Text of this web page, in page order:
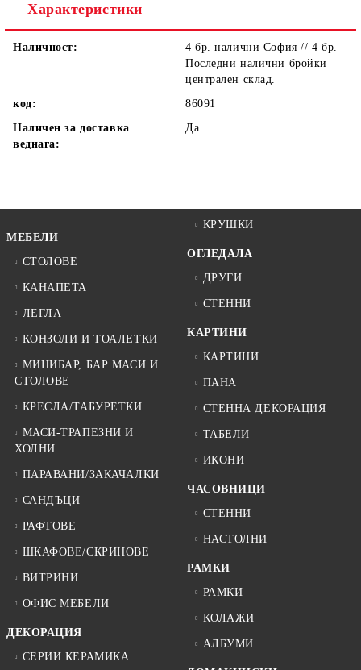
Характеристики
Наличност:
4 бр. налични София // 4 бр.
Последни налични бройки
централен склад.
код:
86091
Наличен за доставка
веднага:
Да
МЕБЕЛИ
СТОЛОВЕ
КАНАПЕТА
ЛЕГЛА
КОНЗОЛИ И ТОАЛЕТКИ
МИНИБАР, БАР МАСИ И
СТОЛОВЕ
КРЕСЛА/ТАБУРЕТКИ
МАСИ-ТРАПЕЗНИ И
ХОЛНИ
ПАРАВАНИ/ЗАКАЧАЛКИ
САНДЪЦИ
РАФТОВЕ
ШКАФОВЕ/СКРИНОВЕ
ВИТРИНИ
ОФИС МЕБЕЛИ
ДЕКОРАЦИЯ
СЕРИИ КЕРАМИКА
КРУШКИ
ОГЛЕДАЛА
ДРУГИ
СТЕННИ
КАРТИНИ
КАРТИНИ
ПАНА
СТЕННА ДЕКОРАЦИЯ
ТАБЕЛИ
ИКОНИ
ЧАСОВНИЦИ
СТЕННИ
НАСТОЛНИ
РАМКИ
РАМКИ
КОЛАЖИ
АЛБУМИ